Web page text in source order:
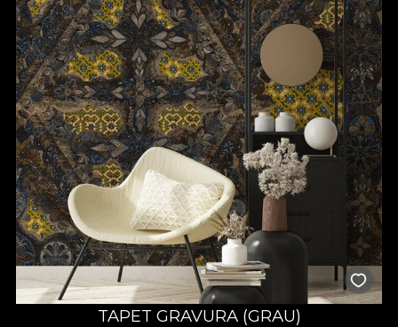
TAPET GRAVURA (GRAU)